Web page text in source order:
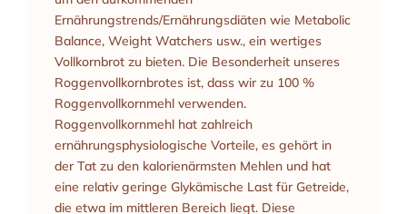
Ernährungstrends/Ernährungsdiäten wie Metabolic
Balance, Weight Watchers usw., ein wertiges
Vollkornbrot zu bieten. Die Besonderheit unseres
Roggenvollkornbrotes ist, dass wir zu 100 %
Roggenvollkornmehl verwenden.
Roggenvollkornmehl hat zahlreich
ernährungsphysiologische Vorteile, es gehört in
der Tat zu den kalorienärmsten Mehlen und hat
eine relativ geringe Glykämische Last für Getreide,
die etwa im mittleren Bereich liegt. Diese